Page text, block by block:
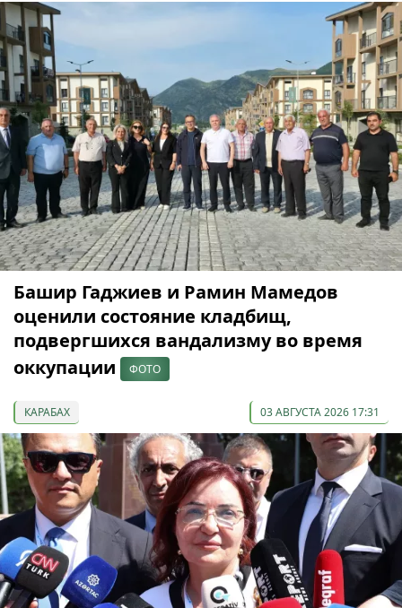
Башир Гаджиев и Рамин Мамедов
оценили состояние кладбищ,
подвергшихся вандализму во время
оккупации
ФОТО
КАРАБАХ 03 АВГУСТА 2026 17:31